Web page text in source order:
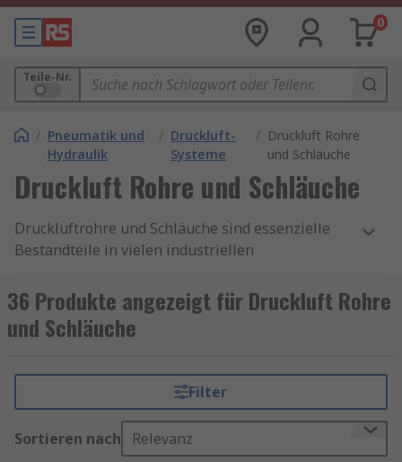
0
Teile-Nr.
/ Pneumatik und
Hydraulik
/ Druckluft-
Systeme
/ Druckluft Rohre
und Schläuche
Druckluft Rohre und Schläuche
Druckluftrohre und Schläuche sind essenzielle
Bestandteile in vielen industriellen
und effizient von einem Ort zum anderen zu
transportieren.
Es gibt verschiedene Arten von Druckluftrohren,
die je nach Anwendung und Anforderungen
ausgewählt werden können. Zu den gängigsten
36 Produkte angezeigt für Druckluft Rohre
und Schläuche
Filter
Sortieren nach Relevanz